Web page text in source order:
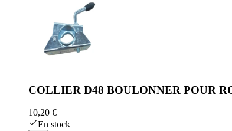
COLLIER D48 BOULONNER POUR
10,20 €
En stock